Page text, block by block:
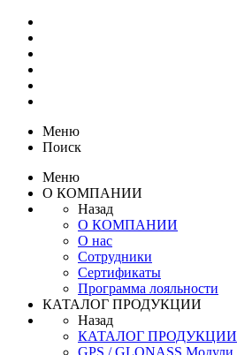
Меню
Поиск
Меню
О КОМПАНИИ
Назад
О КОМПАНИИ
О нас
Сотрудники
Сертификаты
Программа лояльности
КАТАЛОГ ПРОДУКЦИИ
Назад
КАТАЛОГ ПРОДУКЦИИ
GPS / GLONASS Модули